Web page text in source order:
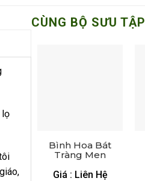
lọ
CÙNG BỘ SƯU TẬP
Bình Hoa Bát
Tràng Men
Sen
Giá : Liên Hệ